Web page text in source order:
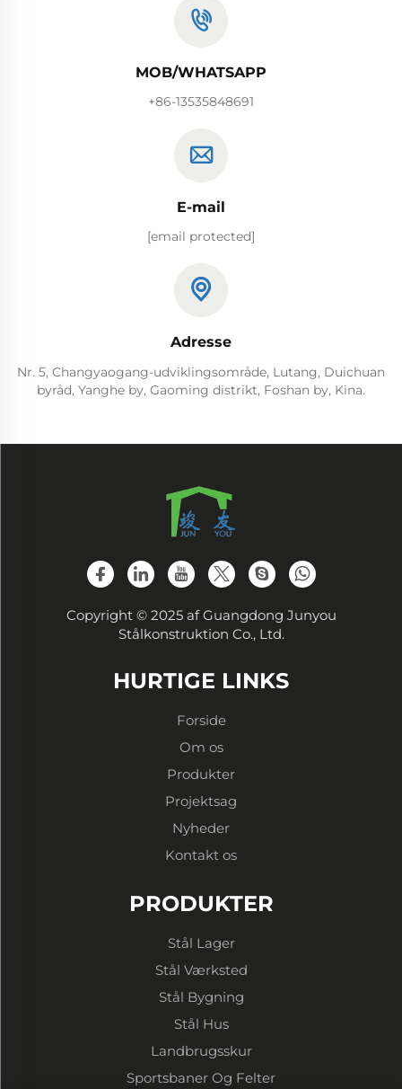
MOB/WHATSAPP
+86-13535848691
E-mail
[email protected]
Adresse
Nr. 5, Changyaogang-udviklingsområde, Lutang, Duichuan
byråd, Yanghe by, Gaoming distrikt, Foshan by, Kina.
Copyright © 2025 af Guangdong Junyou
Stålkonstruktion Co., Ltd.
HURTIGE LINKS
Forside
Om os
Produkter
Projektsag
Nyheder
Kontakt os
PRODUKTER
Stål Lager
Stål Værksted
Stål Bygning
Stål Hus
Landbrugsskur
Sportsbaner Og Felter